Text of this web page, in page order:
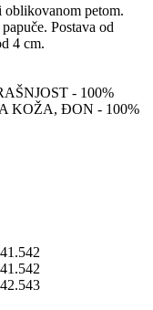
oblikovanom petom.
Postava od
4 cm.
- 100%
KOŽA, ĐON - 100%
41.542
41.542
42.543